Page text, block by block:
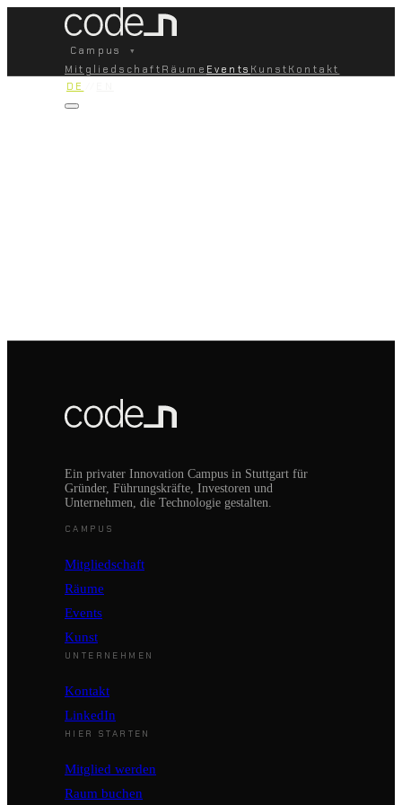
Campus
▾
Mitgliedschaft Räume Events Kunst Kontakt
DE
Ein privater Innovation Campus in Stuttgart für
Gründer, Führungskräfte, Investoren und
Unternehmen, die Technologie gestalten.
CAMPUS
Mitgliedschaft
Räume
Events
Kunst
UNTERNEHMEN
Kontakt
LinkedIn
HIER STARTEN
Mitglied werden
Raum buchen